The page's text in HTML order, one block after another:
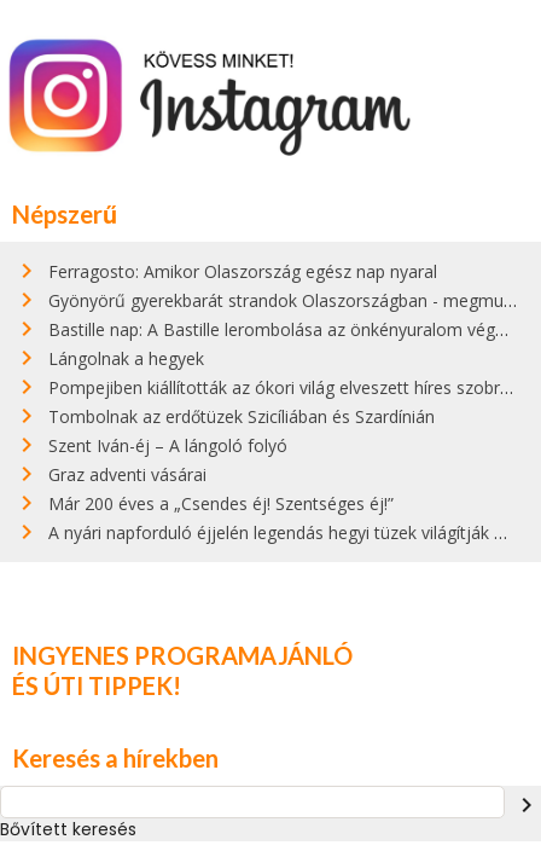
Népszerű
Ferragosto: Amikor Olaszország egész nap nyaral
Gyönyörű gyerekbarát strandok Olaszországban - megmutatjuk a 15 legjobbat
Bastille nap: A Bastille lerombolása az önkényuralom végét jelentette
Lángolnak a hegyek
Pompejiben kiállították az ókori világ elveszett híres szobrának másolatát
Tombolnak az erdőtüzek Szicíliában és Szardínián
Szent Iván-éj – A lángoló folyó
Graz adventi vásárai
Már 200 éves a „Csendes éj! Szentséges éj!”
A nyári napforduló éjjelén legendás hegyi tüzek világítják meg Zugspitzét
INGYENES PROGRAMAJÁNLÓ
ÉS ÚTI TIPPEK!
Keresés a hírekben
navigate_next
Bővített keresés